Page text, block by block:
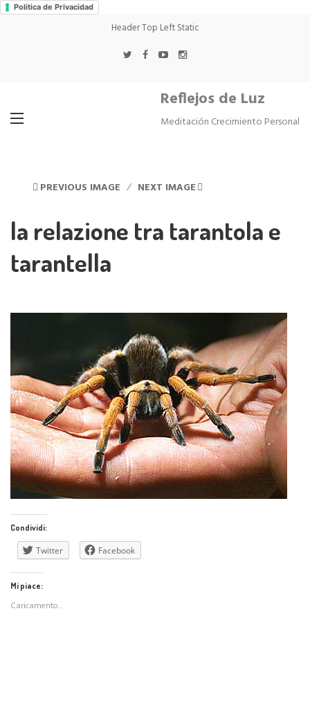
Política de Privacidad
Header Top Left Static
Reflejos de Luz
Meditación Crecimiento Personal
PREVIOUS IMAGE NEXT IMAGE
la relazione tra tarantola e
tarantella
Condividi:
Twitter Facebook
Mi piace:
Caricamento...